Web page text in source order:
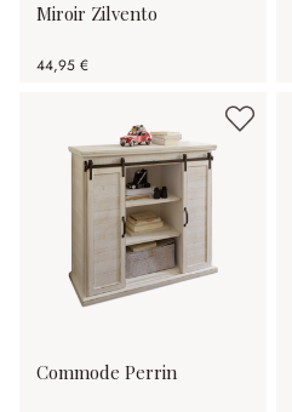
Miroir Zilvento
44,95 €
Commode Perrin